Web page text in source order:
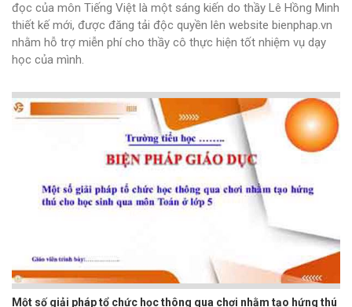
đọc của môn Tiếng Việt là một sáng kiến do thầy Lê Hồng Minh
thiết kế mới, được đăng tải độc quyền lên website bienphap.vn
nhằm hỗ trợ miễn phí cho thầy cô thực hiện tốt nhiệm vụ dạy
học của mình.
Một số giải pháp tổ chức học thông qua chơi nhằm tạo hứng thú